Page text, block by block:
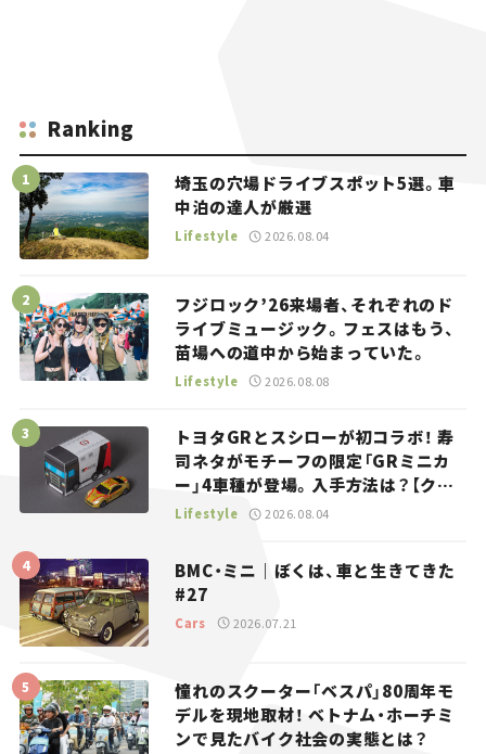
Ranking
埼玉の穴場ドライブスポット5選。車
中泊の達人が厳選
Lifestyle 2026.08.04
フジロック’26来場者、それぞれのド
ライブミュージック。フェスはもう、
苗場への道中から始まっていた。
Lifestyle 2026.08.08
トヨタGRとスシローが初コラボ！ 寿
司ネタがモチーフの限定「GRミニカ
ー」4車種が登場。入手方法は？【クル
マとホビー】
Lifestyle 2026.08.04
BMC・ミニ｜ぼくは、車と生きてきた
#27
Cars 2026.07.21
憧れのスクーター「ベスパ」80周年モ
デルを現地取材！ ベトナム・ホーチミ
ンで見たバイク社会の実態とは？